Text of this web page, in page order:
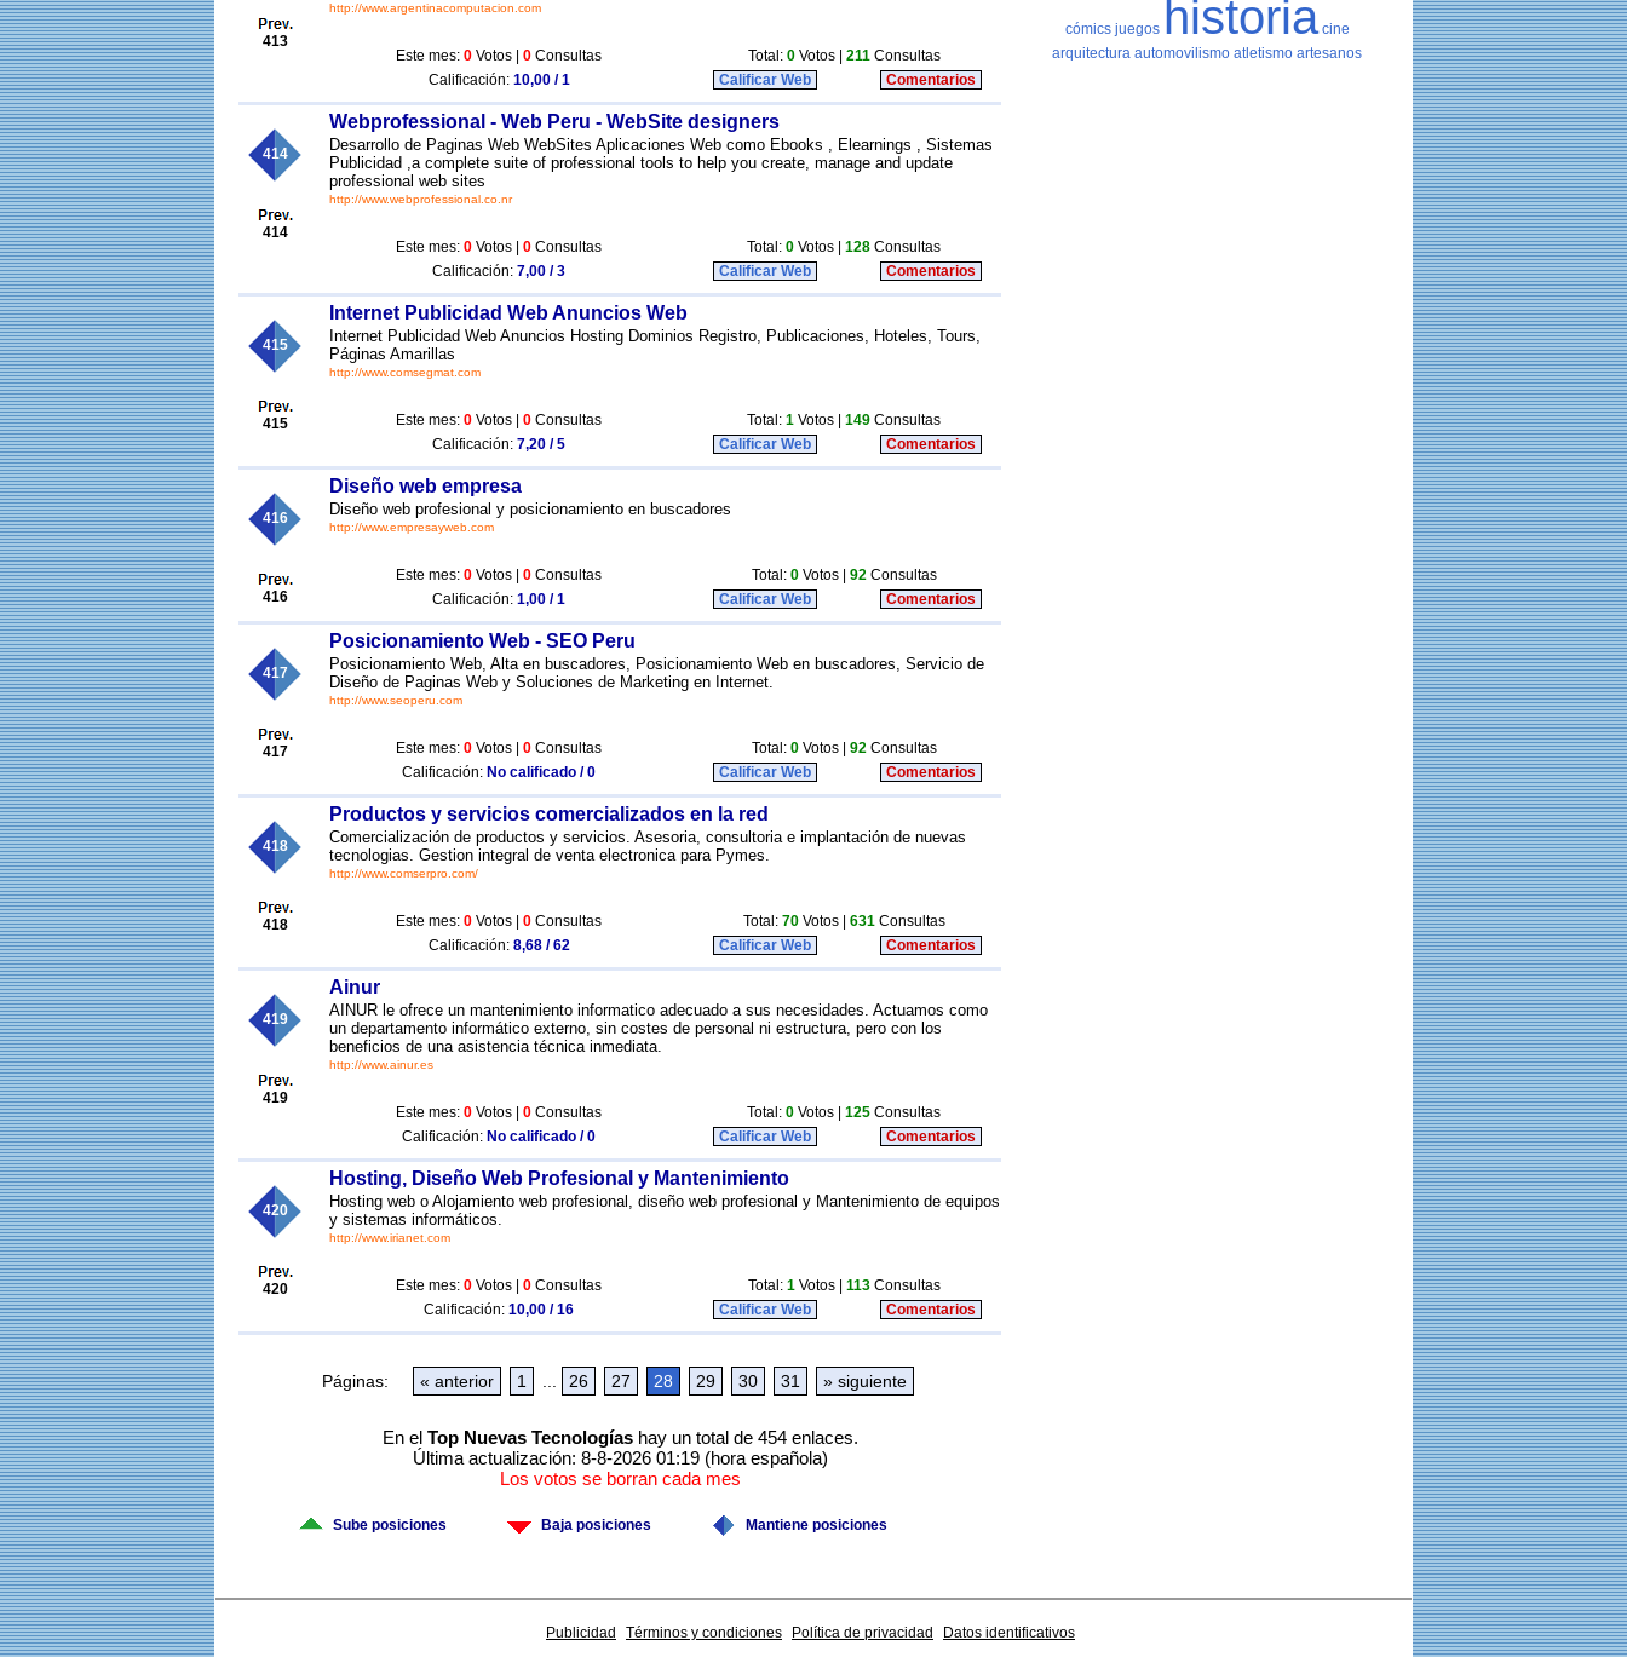
413
http://www.argentinacomputacion.com
Este mes: 0 Votos | 0 Consultas Total: 0Votos | 211Consultas
Calificación: 10,00 / 1 Calificar Web Comentarios
414
414
Webprofessional - Web Peru - WebSite designers
Desarrollo de Paginas Web WebSites Aplicaciones Web como Ebooks , Elearnings , Sistemas
Publicidad ,a complete suite of professional tools to help you create, manage and update
professional web sites
http://www.webprofessional.co.nr
Este mes: 0 Votos | 0 Consultas Total: 0 Votos | 128 Consultas
Calificación: 7,00 / 3 Calificar Web Comentarios
415
415
Internet Publicidad Web Anuncios Web
Internet Publicidad Web Anuncios Hosting Dominios Registro, Publicaciones, Hoteles, Tours,
Páginas Amarillas
http://www.comsegmat.com
Este mes: 0 Votos | 0 Consultas Total: 1 Votos | 149 Consultas
Calificación: 7,20 / 5 Calificar Web Comentarios
416
416
Diseño web empresa
Diseño web profesional y posicionamiento en buscadores
http://www.empresayweb.com
Este mes: 0 Votos | 0 Consultas Total: 0Votos | 92Consultas
Calificación: 1,00 / 1 Calificar Web Comentarios
417
417
Posicionamiento Web - SEO Peru
Posicionamiento Web, Alta en buscadores, Posicionamiento Web en buscadores, Servicio de
Diseño de Paginas Web y Soluciones de Marketing en Internet.
http://www.seoperu.com
Este mes: 0 Votos | 0 Consultas Total: 0Votos | 92Consultas
Calificación: No calificado / 0 Calificar Web Comentarios
418
418
Productos y servicios comercializados en la red
Comercialización de productos y servicios. Asesoria, consultoria e implantación de nuevas
tecnologias. Gestion integral de venta electronica para Pymes.
http://www.comserpro.com/
Este mes: 0 Votos | 0 Consultas Total: 70Votos | 631Consultas
Calificación: 8,68 / 62 Calificar Web Comentarios
419
419
Ainur
AINUR le ofrece un mantenimiento informatico adecuado a sus necesidades. Actuamos como
un departamento informático externo, sin costes de personal ni estructura, pero con los
beneficios de una asistencia técnica inmediata.
http://www.ainur.es
Este mes: 0 Votos | 0 Consultas Total: 0 Votos | 125 Consultas
Calificación: No calificado / 0 Calificar Web Comentarios
420
420
Hosting, Diseño Web Profesional y Mantenimiento
Hosting web o Alojamiento web profesional, diseño web profesional y Mantenimiento de equipos
y sistemas informáticos.
http://www.irianet.com
Este mes: 0 Votos | 0 Consultas Total: 1Votos | 113Consultas
Calificación: 10,00 / 16 Calificar Web Comentarios
Páginas: « anterior 1 26 27 28 29 30 31 » siguiente
En el Top Nuevas Tecnologíashay un total de 454 enlaces.
Última actualización: 8-8-2026 01:19 (hora española)
Los votos se borran cada mes
Sube posiciones Baja posiciones Mantiene posiciones
Publicidad Términos y condiciones Política de privacidad Datos identificativos